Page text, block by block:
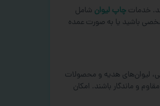
خدمات چاپ لیوان شامل
باشید یا به صورت عمده
لیوان‌های هدیه و محصولات
و ماندگار باشند. امکان